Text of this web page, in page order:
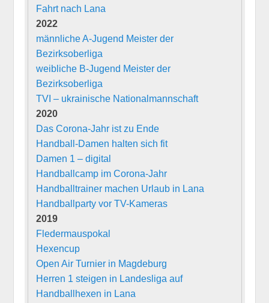
Fahrt nach Lana
2022
männliche A-Jugend Meister der
Bezirksoberliga
weibliche B-Jugend Meister der
Bezirksoberliga
TVI – ukrainische Nationalmannschaft
2020
Das Corona-Jahr ist zu Ende
Handball-Damen halten sich fit
Damen 1 – digital
Handballcamp im Corona-Jahr
Handballtrainer machen Urlaub in Lana
Handballparty vor TV-Kameras
2019
Fledermauspokal
Hexencup
Open Air Turnier in Magdeburg
Herren 1 steigen in Landesliga auf
Handballhexen in Lana